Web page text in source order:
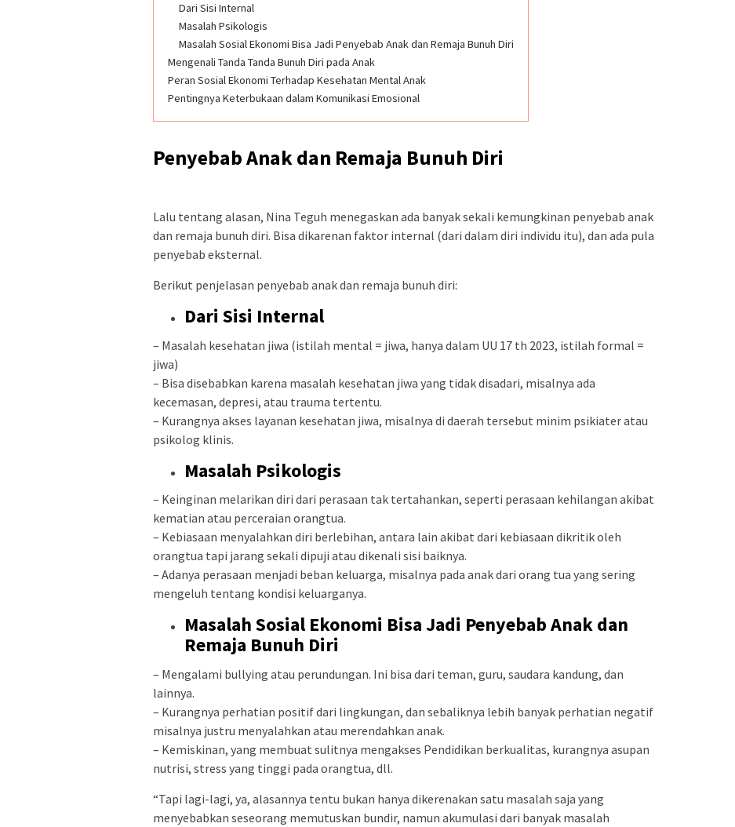
Dari Sisi Internal
Masalah Psikologis
Masalah Sosial Ekonomi Bisa Jadi Penyebab Anak dan Remaja Bunuh Diri
Mengenali Tanda Tanda Bunuh Diri pada Anak
Peran Sosial Ekonomi Terhadap Kesehatan Mental Anak
Pentingnya Keterbukaan dalam Komunikasi Emosional
Penyebab Anak dan Remaja Bunuh Diri
Lalu tentang alasan, Nina Teguh menegaskan ada banyak sekali kemungkinan penyebab anak
dan remaja bunuh diri. Bisa dikarenan faktor internal (dari dalam diri individu itu), dan ada pula
penyebab eksternal.
Berikut penjelasan penyebab anak dan remaja bunuh diri:
Dari Sisi Internal
– Masalah kesehatan jiwa (istilah mental = jiwa, hanya dalam UU 17 th 2023, istilah formal =
jiwa)
– Bisa disebabkan karena masalah kesehatan jiwa yang tidak disadari, misalnya ada
kecemasan, depresi, atau trauma tertentu.
– Kurangnya akses layanan kesehatan jiwa, misalnya di daerah tersebut minim psikiater atau
psikolog klinis.
Masalah Psikologis
– Keinginan melarikan diri dari perasaan tak tertahankan, seperti perasaan kehilangan akibat
kematian atau perceraian orangtua.
– Kebiasaan menyalahkan diri berlebihan, antara lain akibat dari kebiasaan dikritik oleh
orangtua tapi jarang sekali dipuji atau dikenali sisi baiknya.
– Adanya perasaan menjadi beban keluarga, misalnya pada anak dari orang tua yang sering
mengeluh tentang kondisi keluarganya.
Masalah Sosial Ekonomi Bisa Jadi Penyebab Anak dan
Remaja Bunuh Diri
– Mengalami bullying atau perundungan. Ini bisa dari teman, guru, saudara kandung, dan
lainnya.
– Kurangnya perhatian positif dari lingkungan, dan sebaliknya lebih banyak perhatian negatif
misalnya justru menyalahkan atau merendahkan anak.
– Kemiskinan, yang membuat sulitnya mengakses Pendidikan berkualitas, kurangnya asupan
nutrisi, stress yang tinggi pada orangtua, dll.
“Tapi lagi-lagi, ya, alasannya tentu bukan hanya dikerenakan satu masalah saja yang
menyebabkan seseorang memutuskan bundir, namun akumulasi dari banyak masalah